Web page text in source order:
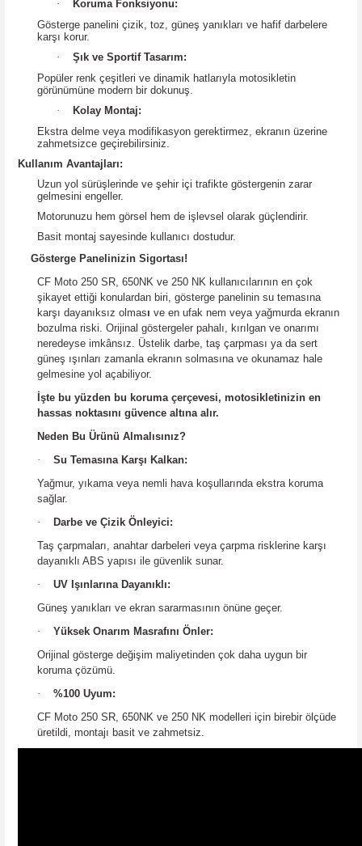
·
Koruma Fonksiyonu:
Gösterge panelini çizik, toz, güneş yanıkları ve hafif darbelere
karşı korur.
·
Şık ve Sportif Tasarım:
Popüler renk çeşitleri ve dinamik hatlarıyla motosikletin
görünümüne modern bir dokunuş.
·
Kolay Montaj:
Ekstra delme veya modifikasyon gerektirmez, ekranın üzerine
zahmetsizce geçirebilirsiniz.
Kullanım Avantajları:
Uzun yol sürüşlerinde ve şehir içi trafikte göstergenin zarar
gelmesini engeller.
Motorunuzu hem görsel hem de işlevsel olarak güçlendirir.
Basit montaj sayesinde kullanıcı dostudur.
Gösterge Panelinizin Sigortası!
CF Moto 250 SR, 650NK ve 250 NK kullanıcılarının en çok
şikayet ettiği konulardan biri, gösterge panelinin su temasına
karşı dayanıksız olması ve en ufak nem veya yağmurda ekranın
bozulma riski. Orijinal göstergeler pahalı, kırılgan ve onarımı
neredeyse imkânsız. Üstelik darbe, taş çarpması ya da sert
güneş ışınları zamanla ekranın solmasına ve okunamaz hale
gelmesine yol açabiliyor.
İşte bu yüzden bu koruma çerçevesi, motosikletinizin en
hassas noktasını güvence altına alır.
Neden Bu Ürünü Almalısınız?
·
Su Temasına Karşı Kalkan:
Yağmur, yıkama veya nemli hava koşullarında ekstra koruma
sağlar.
·
Darbe ve Çizik Önleyici:
Taş çarpmaları, anahtar darbeleri veya çarpma risklerine karşı
dayanıklı ABS yapısı ile güvenlik sunar.
·
UV Işınlarına Dayanıklı:
Güneş yanıkları ve ekran sararmasının önüne geçer.
·
Yüksek Onarım Masrafını Önler:
Orijinal gösterge değişim maliyetinden çok daha uygun bir
koruma çözümü.
·
%100 Uyum:
CF Moto 250 SR, 650NK ve 250 NK modelleri için birebir ölçüde
üretildi, montajı basit ve zahmetsiz.